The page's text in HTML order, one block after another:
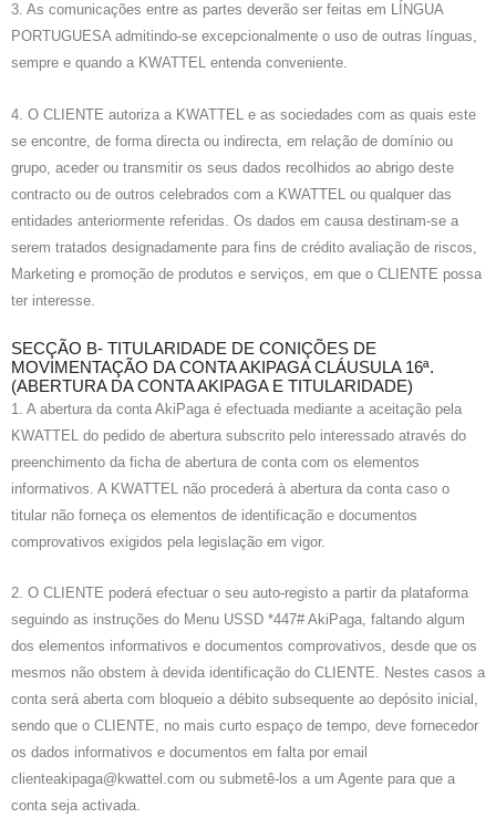
3. As comunicações entre as partes deverão ser feitas em LÍNGUA
PORTUGUESA admitindo-se excepcionalmente o uso de outras línguas,
sempre e quando a KWATTEL entenda conveniente.
4. O CLIENTE autoriza a KWATTEL e as sociedades com as quais este
se encontre, de forma directa ou indirecta, em relação de domínio ou
grupo, aceder ou transmitir os seus dados recolhidos ao abrigo deste
contracto ou de outros celebrados com a KWATTEL ou qualquer das
entidades anteriormente referidas. Os dados em causa destinam-se a
serem tratados designadamente para fins de crédito avaliação de riscos,
Marketing e promoção de produtos e serviços, em que o CLIENTE possa
ter interesse.
SECÇÃO B- TITULARIDADE DE CONIÇÕES DE
MOVIMENTAÇÃO DA CONTA AKIPAGA CLÁUSULA 16ª.
(ABERTURA DA CONTA AKIPAGA E TITULARIDADE)
1. A abertura da conta AkiPaga é efectuada mediante a aceitação pela
KWATTEL do pedido de abertura subscrito pelo interessado através do
preenchimento da ficha de abertura de conta com os elementos
informativos. A KWATTEL não procederá à abertura da conta caso o
titular não forneça os elementos de identificação e documentos
comprovativos exigidos pela legislação em vigor.
2. O CLIENTE poderá efectuar o seu auto-registo a partir da plataforma
seguindo as instruções do Menu USSD *447# AkiPaga, faltando algum
dos elementos informativos e documentos comprovativos, desde que os
mesmos não obstem à devida identificação do CLIENTE. Nestes casos a
conta será aberta com bloqueio a débito subsequente ao depósito inicial,
sendo que o CLIENTE, no mais curto espaço de tempo, deve fornecedor
os dados informativos e documentos em falta por email
clienteakipaga@kwattel.com ou submetê-los a um Agente para que a
conta seja activada.